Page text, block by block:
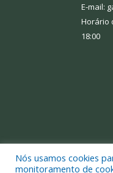
E-mail:
Horário
18:00
Todos
Nós usamos cookies
monitoramento de